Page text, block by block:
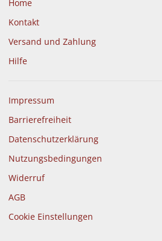
Home
Kontakt
Versand und Zahlung
Hilfe
Impressum
Barrierefreiheit
Datenschutzerklärung
Nutzungsbedingungen
Widerruf
AGB
Cookie Einstellungen